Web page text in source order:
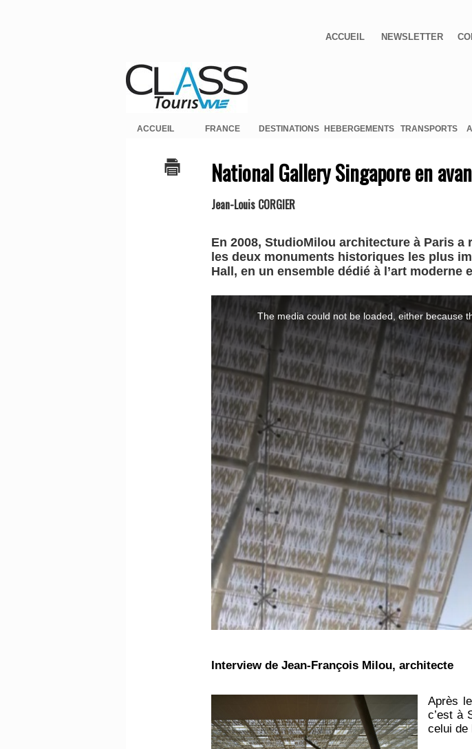
ACCUEIL NEWSLETTER
ACCUEIL FRANCE DESTINATIONS HEBERGEMENTS TRANSPORTS
National Gallery Singapore en
Jean-Louis CORGIER
En 2008, StudioMilou architecture à Paris
les deux monuments historiques les plus
Hall, en un ensemble dédié à l’art moderne
Interview de Jean-François Milou, architecte
Après
c’est à
celui de